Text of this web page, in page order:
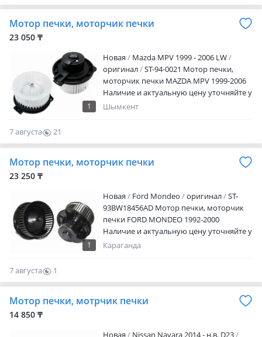
Мотор печки, моторчик печки
23 050 ₸
1
Новая
Mazda MPV 1999 - 2006 LW
оригинал
ST-94-0021 Мотор печки,
моторчик печки MAZDA MPV 1999-2006
Наличие и актуальную цену уточняйте у
менеджера
Шымкент
7 августа
21
0
Мотор печки, моторчик печки
23 250 ₸
1
Новая Ford Mondeo оригинал
ST-
93BW18456AD Мотор печки, моторчик
печки FORD MONDEO 1992-2000
Наличие и актуальную цену уточняйте у
менеджера
Караганда
7 августа
1
0
Мотор печки, мотрчик печки
14 850 ₸
Новая Nissan Navara 2014 - н.в. D23